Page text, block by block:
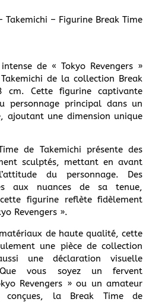
– Takemichi – Figurine Break Time
de « Tokyo Revengers »
de la collection Break
cm. Cette figurine captivante
personnage principal dans un
ajoutant une dimension unique
de Takemichi présente des
sculptés, mettant en avant
du personnage. Des
aux nuances de sa tenue,
figurine reflète fidèlement
Revengers ».
de haute qualité, cette
une pièce de collection
une déclaration visuelle
Que vous soyez un fervent
Revengers » ou un amateur
conçues, la Break Time de